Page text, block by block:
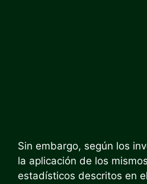
Sin embargo, según los
la aplicación de los
estadísticos descritos en